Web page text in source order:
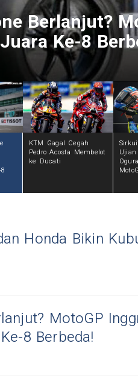
Berlanjut?
Ke-8
KTM Gagal Cegah
Pedro Acosta Membelot
ke Ducati
Honda Bikin
MotoGP
8 Berbeda!